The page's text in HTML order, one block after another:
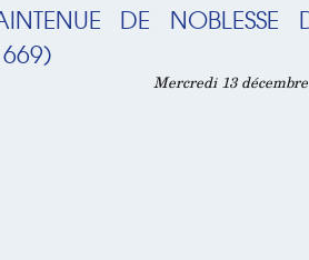
DE
Mercredi 13